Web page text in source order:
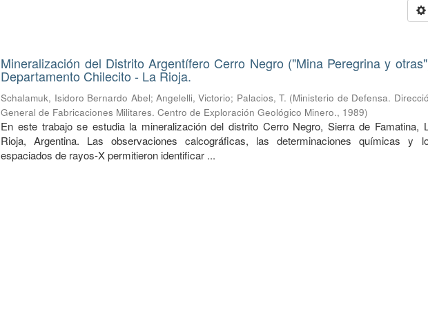
Mineralización del Distrito Argentífero Cerro Negro ("Mina Peregrina y
Departamento Chilecito - La Rioja.
Schalamuk, Isidoro Bernardo Abel; Angelelli, Victorio; Palacios, T. (Ministerio de Defensa.
General de Fabricaciones Militares. Centro de Exploración Geológico Minero., 1989)
En este trabajo se estudia la mineralización del distrito Cerro Negro, Sierra de Famatina,
Rioja, Argentina. Las observaciones calcográficas, las determinaciones químicas y
espaciados de rayos-X permitieron identificar ...